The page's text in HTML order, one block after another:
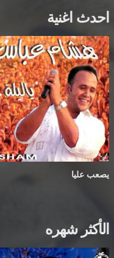
احدث اغنية
يصعب عليا
الأكثر شهره